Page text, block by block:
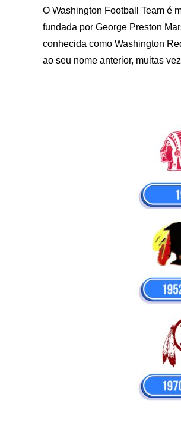
O Washington Football Team é
fundada por George Preston
conhecida como Washington
ao seu nome anterior, muitas